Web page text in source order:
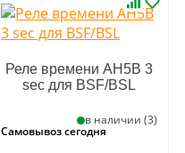
Реле времени AH5B 3
sec для BSF/BSL
в наличии (3)
Самовывоз сегодня